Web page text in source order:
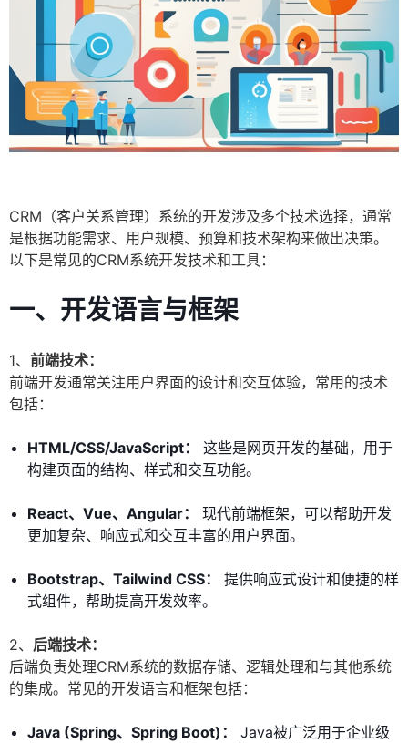
CRM（客户关系管理）系统的开发涉及多个技术选择，通常
是根据功能需求、用户规模、预算和技术架构来做出决策。
以下是常见的CRM系统开发技术和工具：
一、开发语言与框架
1、 前端技术：
前端开发通常关注用户界面的设计和交互体验，常用的技术
包括：
HTML/CSS/JavaScript：
这些是网页开发的基础，用于
构建页面的结构、样式和交互功能。
React、Vue、Angular：
现代前端框架，可以帮助开发
更加复杂、响应式和交互丰富的用户界面。
Bootstrap、Tailwind CSS：
提供响应式设计和便捷的样
式组件，帮助提高开发效率。
2、 后端技术：
后端负责处理CRM系统的数据存储、逻辑处理和与其他系统
的集成。常见的开发语言和框架包括：
Java (Spring、Spring Boot)：
Java被广泛用于企业级